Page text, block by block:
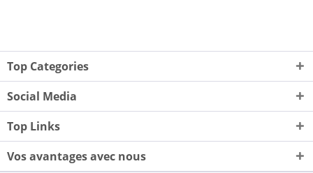
Top Categories
Social Media
Top Links
Vos avantages avec nous